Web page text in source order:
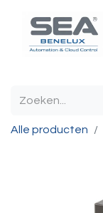
Alle producten